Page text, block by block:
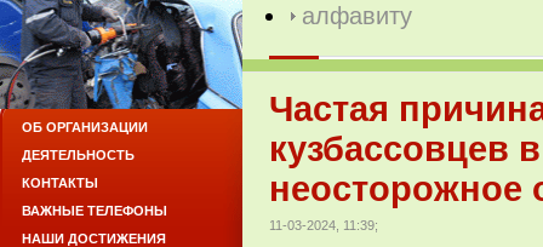
алфавиту
Частая
кузбассовцев
неосторожное
11-03-2024, 11:39;
ОБ ОРГАНИЗАЦИИ
ДЕЯТЕЛЬНОСТЬ
КОНТАКТЫ
ВАЖНЫЕ ТЕЛЕФОНЫ
НАШИ ДОСТИЖЕНИЯ